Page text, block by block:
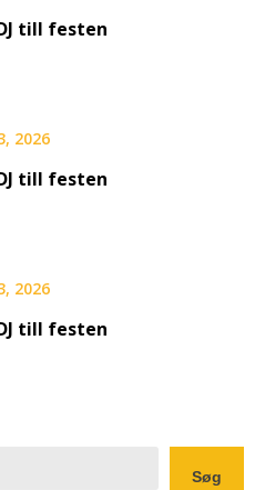
till festen
2026
till festen
2026
till festen
Søg